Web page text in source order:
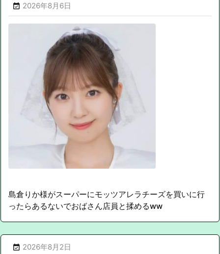
 2026年8月6日
島倉りか様がスーパーにモッツアレラチーズを買いに行
ったらあるないでおばさん店員と揉めるww
 2026年8月2日